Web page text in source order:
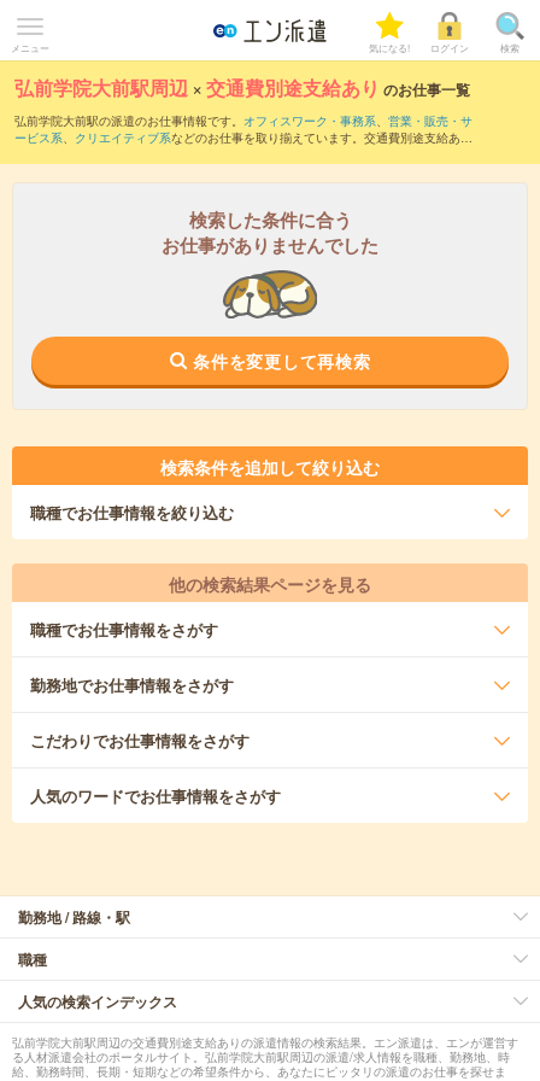
メニュー 気になる! ログイン 検索
弘前学院大前駅周辺 ×交通費別途支給あり のお仕事一覧
弘前学院大前駅の派遣のお仕事情報です。 オフィスワーク・事務系、 営業・販売・サ
ービス系、 クリエイティブ系などのお仕事を取り揃えています。交通費別途支給あり
検索した条件に合う
お仕事がありませんでした
条件を変更して再検索
検索条件を追加して絞り込む
職種でお仕事情報を絞り込む
他の検索結果ページを見る
職種でお仕事情報をさがす
勤務地でお仕事情報をさがす
こだわりでお仕事情報をさがす
人気のワードでお仕事情報をさがす
勤務地 / 路線・駅
職種
人気の検索インデックス
弘前学院大前駅周辺の交通費別途支給ありの派遣情報の検索結果。エン派遣は、エンが運営す
る人材派遣会社のポータルサイト。弘前学院大前駅周辺の派遣/求人情報を職種、勤務地、時
給、勤務時間、長期・短期などの希望条件から、あなたにピッタリの派遣のお仕事を探せま